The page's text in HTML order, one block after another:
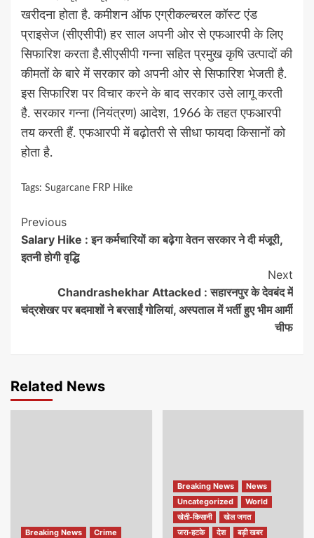
खरीदना होता है. कमीशन ऑफ एग्रीकल्चरल कॉस्ट एंड
प्राइसेज (सीएसीपी) हर साल अपनी ओर से एफआरपी के लिए
सिफारिश करता है.सीएसीपी गन्ना सहित प्रमुख कृषि उत्पादों की
कीमतों के बारे में सरकार को अपनी ओर से सिफारिश भेजती है.
इस सिफारिश पर विचार करने के बाद सरकार उसे लागू करती
है. सरकार गन्ना (नियंत्रण) आदेश, 1966 के तहत एफआरपी
तय करती हैं. एफआरपी में बढ़ोतरी से सीधा फायदा किसानों को
होता है.
Tags: Sugarcane FRP Hike
Continue
Reading
Previous
Salary Hike : इन कर्मचारियों का बढ़ेगा वेतन सरकार ने दी मंजूरी,
इतनी होगी वृद्धि
Next
Chandrashekhar Attacked : सहारनपुर के देवबंद में
चंद्रशेखर पर बदमाशों ने बरसाईं गोलियां, अस्पताल में भर्ती हुए भीम आर्मी
चीफ
Related News
Breaking News
Crime
Breaking News
News
Uncategorized
World
खेती-किसानी
खेल जगत
जरा-हटके
देश
बड़ी खबर